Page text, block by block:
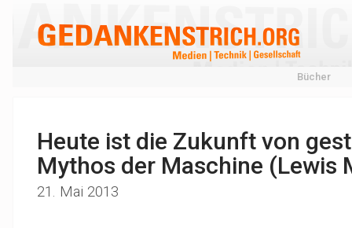
Bücher
Heute ist die Zukunft von
Mythos der Maschine (Lewis
21. Mai 2013